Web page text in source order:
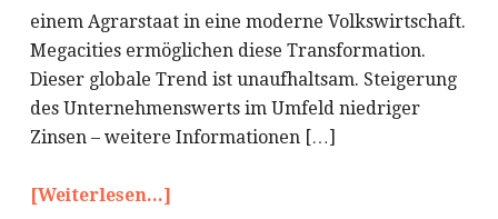
einem Agrarstaat in eine moderne Volkswirtschaft.
Megacities ermöglichen diese Transformation.
Dieser globale Trend ist unaufhaltsam. Steigerung
des Unternehmenswerts im Umfeld niedriger
Zinsen – weitere Informationen […]
[Weiterlesen...]